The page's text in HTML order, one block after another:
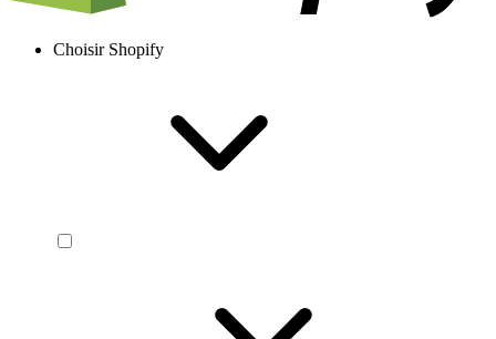
Choisir Shopify